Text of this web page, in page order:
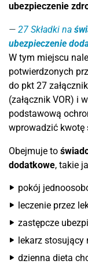
ubezpieczenie
27 Składki na
ubezpieczenie
W tym miejscu
potwierdzonych
do pkt 27
(załącznik VOR) i
podstawową
wprowadzić kwotę
Obejmuje to
dodatkowe, takie
pokój
leczenie przez
zastępcze
lekarz stosujący
dzienna dieta